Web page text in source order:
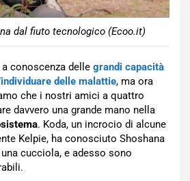
dal fiuto tecnologico (Ecoo.it)
conoscenza delle grandi capacità
delle malattie, ma ora
che i nostri amici a quattro
davvero una grande mano nella
. Koda, un incrocio di alcune
Kelpie, ha conosciuto Shoshana
cucciola, e adesso sono